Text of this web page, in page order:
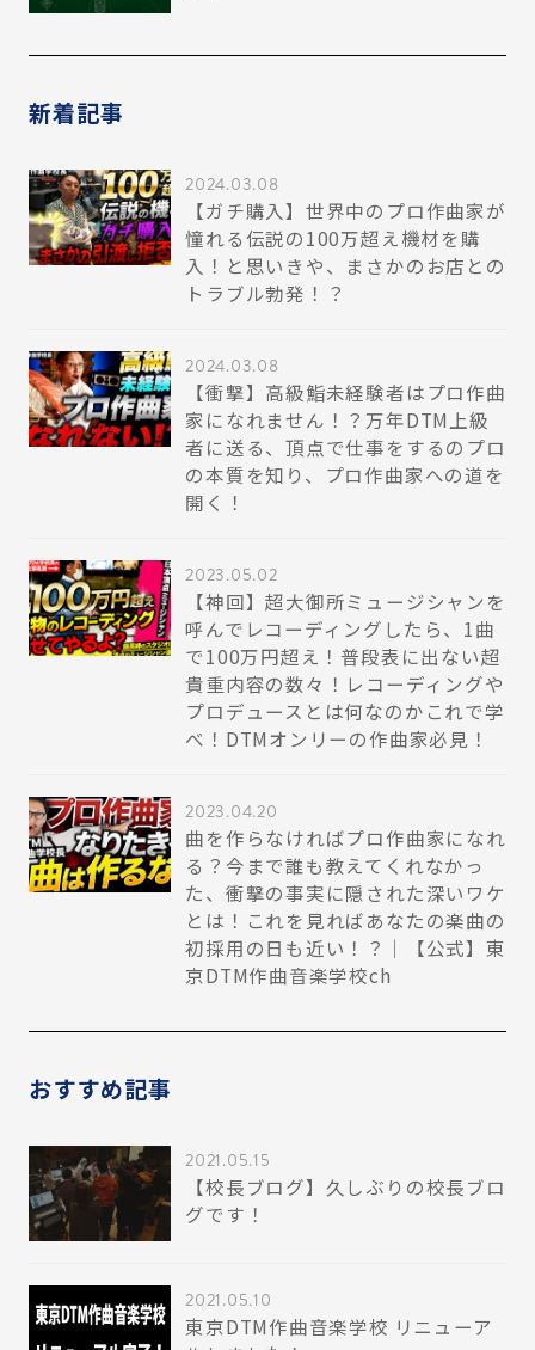
新着記事
2024.03.08
【ガチ購入】世界中のプロ作曲家が
憧れる伝説の100万超え機材を購
入！と思いきや、まさかのお店との
トラブル勃発！？
2024.03.08
【衝撃】高級鮨未経験者はプロ作曲
家になれません！？万年DTM上級
者に送る、頂点で仕事をするのプロ
の本質を知り、プロ作曲家への道を
開く！
2023.05.02
【神回】超大御所ミュージシャンを
呼んでレコーディングしたら、1曲
で100万円超え！普段表に出ない超
貴重内容の数々！レコーディングや
プロデュースとは何なのかこれで学
べ！DTMオンリーの作曲家必見！
2023.04.20
曲を作らなければプロ作曲家になれ
る？今まで誰も教えてくれなかっ
た、衝撃の事実に隠された深いワケ
とは！これを見ればあなたの楽曲の
初採用の日も近い！？｜【公式】東
京DTM作曲音楽学校ch
おすすめ記事
2021.05.15
【校長ブログ】久しぶりの校長ブロ
グです！
2021.05.10
東京DTM作曲音楽学校 リニューア